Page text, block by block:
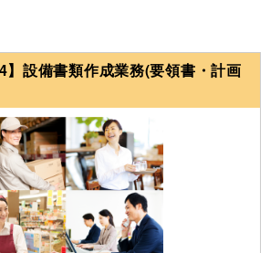
】設備書類作成業務(要領書・計画